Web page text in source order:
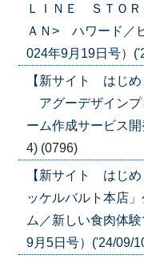
ＬＩＮＥ ＳＴＯ
ＡＮ> ハワード／
024年9月19日号）
【新サイト はじ
アグーデザインプ
ーム作成サービス
4) (0796)
【新サイト はじ
ッケルバルト本店
ム／新しい食肉体
9月5日号）('24/09/